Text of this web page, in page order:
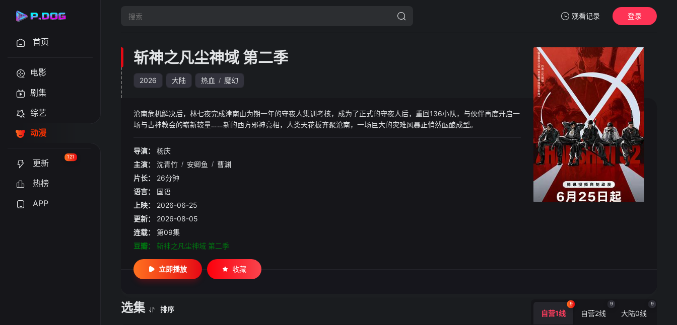
观看记录
暂无观看影片的记录
登录
首页
电影
剧集
综艺
动漫
更新
121
热榜
APP
斩神之凡尘神域 第二季
2026 大陆 热血 / 魔幻
沧南危机解决后，林七夜完成津南山为期一年的守夜人集训考核，成为了正式的守夜人后，重回136小队，与伙伴再度开启一
场与古神教会的崭新较量……新的西方邪神亮相，人类天花板齐聚沧南，一场巨大的灾难风暴正悄然酝酿成型。
导演：
杨庆
主演：
沈青竹 / 安卿鱼 / 曹渊
片长：
26分钟
语言：
国语
上映：
2026-06-25
更新：
2026-08-05
连载：
第09集
豆瓣：
斩神之凡尘神域 第二季
立即播放 收藏
选集 排序 自营1线
9
自营2线
9
大陆0线
9